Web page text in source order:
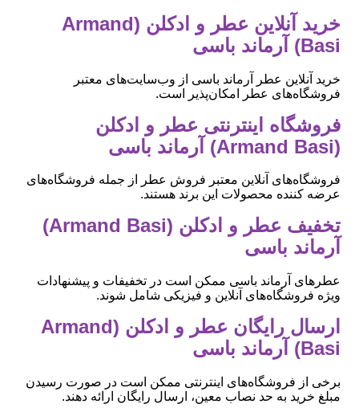
خرید آنلاین عطر و ادکلن (Armand
Basi) آرماند باسی
خرید آنلاین عطر آرماند باسی از وب‌سایت‌های معتبر
فروشگاه‌های عطر امکان‌پذیر است.
فروشگاه اینترنتی عطر و ادکلن
(Armand Basi) آرماند باسی
فروشگاه‌های آنلاین معتبر فروش عطر از جمله فروشگاه‌های
عرضه کننده محصولات این برند هستند.
تخفیف عطر و ادکلن (Armand Basi)
آرماند باسی
عطرهای آرماند باسی ممکن است در تخفیفات و پیشنهادات
ویژه فروشگاه‌های آنلاین و فیزیکی شامل شوند.
ارسال رایگان عطر و ادکلن (Armand
Basi) آرماند باسی
برخی از فروشگاه‌های اینترنتی ممکن است در صورت رسیدن
مبلغ خرید به حد نصاب معین، ارسال رایگان ارائه دهند.